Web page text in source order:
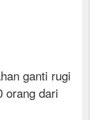
ganti rugi
orang dari